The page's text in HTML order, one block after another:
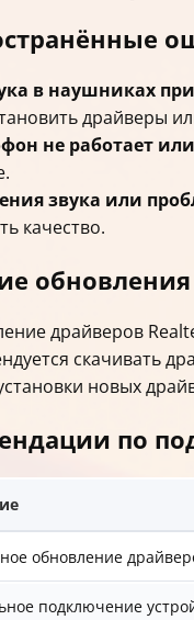
в наушниках
драйверы
не работает
звука или
качество.
драйверов
скачивать
новых
по
обновление
подключение